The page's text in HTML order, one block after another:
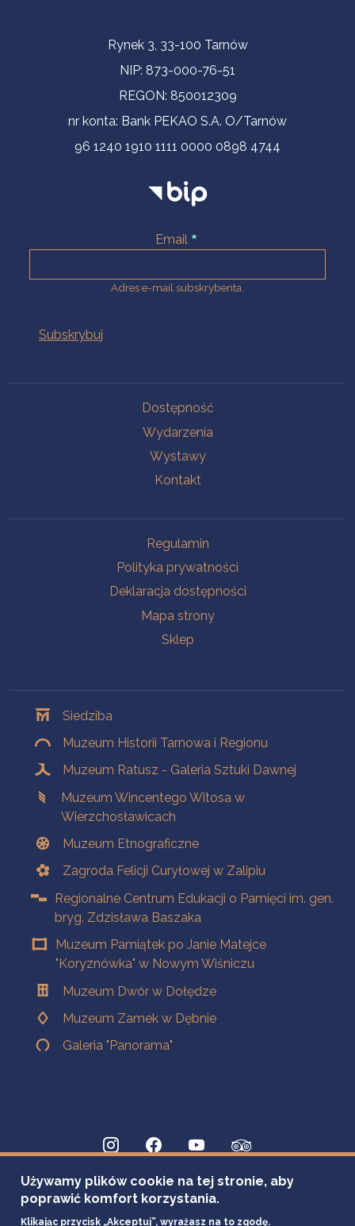
Informacje kontaktoweRynek 3, 33-100 Tarnów
NIP: 873-000-76-51
REGON: 850012309
nr konta: Bank PEKAO S.A. O/Tarnów
96 1240 1910 1111 0000 0898 4744
Email
Adres e-mail subskrybenta.
Dostępność
Wydarzenia
Wystawy
Kontakt
Regulamin
Polityka prywatności
Deklaracja dostępności
Mapa strony
Sklep
Siedziba
Muzeum Historii Tarnowa i Regionu
Muzeum Ratusz - Galeria Sztuki Dawnej
Muzeum Wincentego Witosa w
Wierzchosławicach
Muzeum Etnograficzne
Zagroda Felicji Curyłowej w Zalipiu
Regionalne Centrum Edukacji o Pamięci im. gen.
bryg. Zdzisława Baszaka
Muzeum Pamiątek po Janie Matejce
"Koryznówka" w Nowym Wiśniczu
Muzeum Dwór w Dołędze
Muzeum Zamek w Dębnie
Galeria "Panorama"
Używamy plików cookie na tej stronie, aby
poprawić komfort korzystania.
Klikając przycisk „Akceptuj”, wyrażasz na to zgodę.